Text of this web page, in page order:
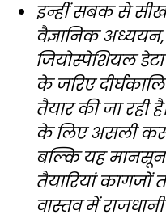
इन्हीं सबक से
वैज्ञानिक
जियोस्पेशियल
के जरिए
तैयार की जा रही
के लिए असली
बल्कि यह मानसून
तैयारियां कागजों
वास्तव में